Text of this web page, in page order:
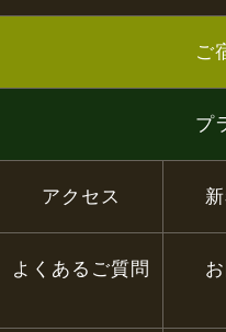
ご
プ
アクセス
よくあるご質問